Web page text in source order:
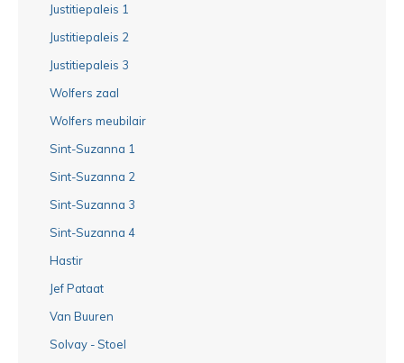
Justitiepaleis 1
Justitiepaleis 2
Justitiepaleis 3
Wolfers zaal
Wolfers meubilair
Sint-Suzanna 1
Sint-Suzanna 2
Sint-Suzanna 3
Sint-Suzanna 4
Hastir
Jef Pataat
Van Buuren
Solvay - Stoel